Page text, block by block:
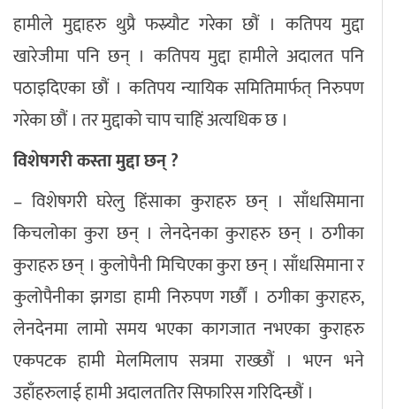
हामीले मुद्दाहरु थुप्रै फस्र्यौट गरेका छौं । कतिपय मुद्दा
खारेजीमा पनि छन् । कतिपय मुद्दा हामीले अदालत पनि
पठाइदिएका छौं । कतिपय न्यायिक समितिमार्फत् निरुपण
गरेका छौं । तर मुद्दाको चाप चाहिं अत्यधिक छ ।
विशेषगरी कस्ता मुद्दा छन् ?
– विशेषगरी घरेलु हिंसाका कुराहरु छन् । साँधसिमाना
किचलोका कुरा छन् । लेनदेनका कुराहरु छन् । ठगीका
कुराहरु छन् । कुलोपैनी मिचिएका कुरा छन् । साँधसिमाना र
कुलोपैनीका झगडा हामी निरुपण गर्छौं । ठगीका कुराहरु,
लेनदेनमा लामो समय भएका कागजात नभएका कुराहरु
एकपटक हामी मेलमिलाप सत्रमा राख्छौं । भएन भने
उहाँहरुलाई हामी अदालततिर सिफारिस गरिदिन्छौं ।